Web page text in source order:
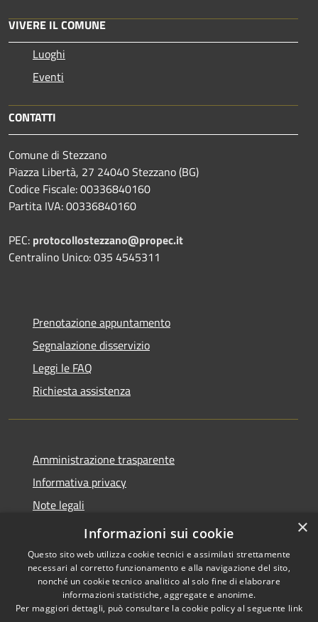
VIVERE IL COMUNE
Luoghi
Eventi
CONTATTI
Comune di Stezzano
Piazza Libertà, 27 24040 Stezzano (BG)
Codice Fiscale: 00336840160
Partita IVA: 00336840160
PEC: protocollostezzano@propec.it
Centralino Unico: 035 4545311
Prenotazione appuntamento
Segnalazione disservizio
Leggi le FAQ
Richiesta assistenza
Amministrazione trasparente
Informativa privacy
Note legali
Dichiarazione di accessibilità
Accessibilità
Copyright © 2026 • Comune di
Stezzano • Powered by
×
Informazioni sui cookie
Questo sito web utilizza cookie tecnici e assimilati strettamente
necessari al corretto funzionamento e alla navigazione del sito,
nonché un cookie tecnico analitico al solo fine di elaborare
informazioni statistiche, aggregate e anonime.
Per maggiori dettagli, può consultare la cookie policy al seguente link